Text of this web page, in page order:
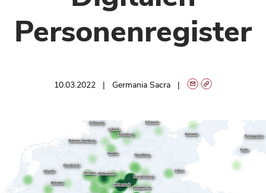
Personenregister
10.03.2022 Germania Sacra